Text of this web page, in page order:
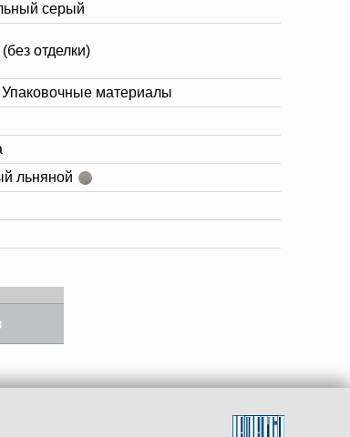
серый
отделки)
Упаковочные материалы
льняной